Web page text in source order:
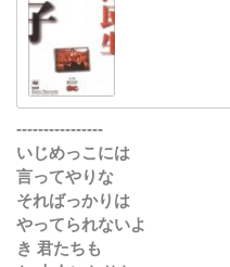
----------------
いじめっこには
言ってやりな
そればっかりは
やってられないよ
き 君たちも